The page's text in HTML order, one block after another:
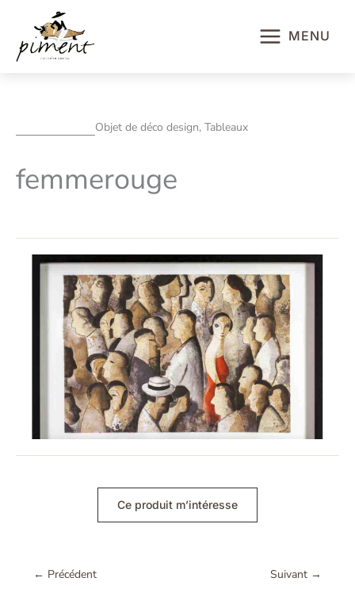
contenu
MENU
Objet de déco design, Tableaux
femmerouge
Ce produit m’intéresse
← Précédent
Suivant →